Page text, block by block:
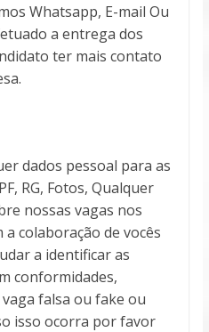
Whatsapp, E-mail Ou
a entrega dos
ter mais contato
dados pessoal para as
RG, Fotos, Qualquer
nossas vagas nos
colaboração de vocês
a identificar as
conformidades,
falsa ou fake ou
isso ocorra por favor